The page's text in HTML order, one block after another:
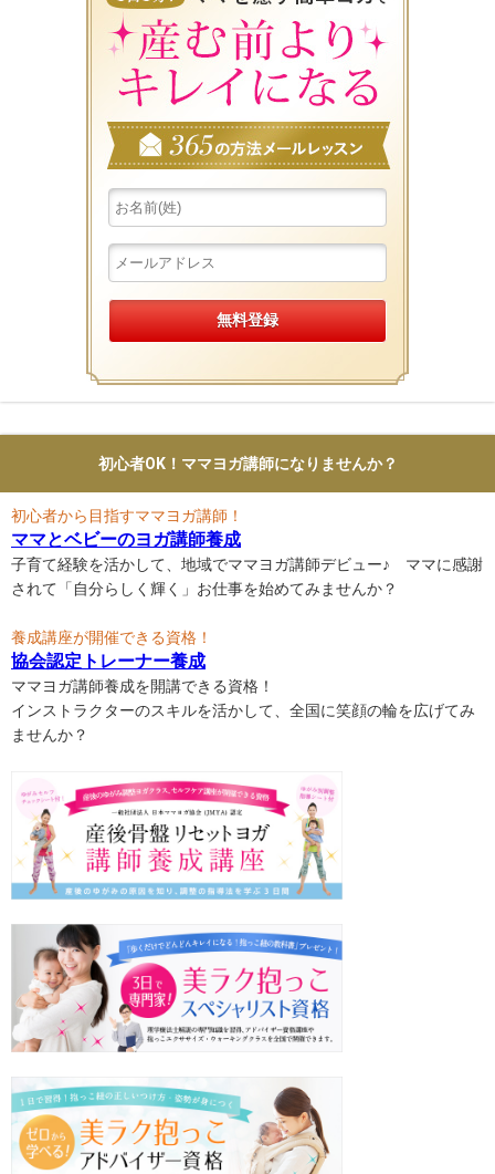
初心者OK！ママヨガ講師になりませんか？
初心者から目指すママヨガ講師！
ママとベビーのヨガ講師養成
子育て経験を活かして、地域でママヨガ講師デビュー♪ ママに感謝
されて「自分らしく輝く」お仕事を始めてみませんか？
養成講座が開催できる資格！
協会認定トレーナー養成
ママヨガ講師養成を開講できる資格！
インストラクターのスキルを活かして、全国に笑顔の輪を広げてみ
ませんか？